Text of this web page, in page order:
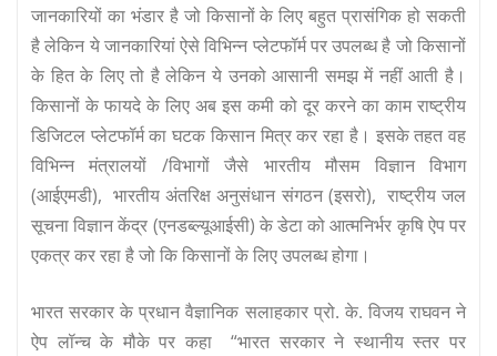
जानकारियों का भंडार है जो किसानों के लिए बहुत प्रासंगिक हो सकती
है लेकिन ये जानकारियां ऐसे विभिन्न प्लेटफॉर्म पर उपलब्ध है जो किसानों
के हित के लिए तो है लेकिन ये उनको आसानी समझ में नहीं आती है।
किसानों के फायदे के लिए अब इस कमी को दूर करने का काम राष्ट्रीय
डिजिटल प्लेटफॉर्म का घटक किसान मित्र कर रहा है। इसके तहत वह
विभिन्न मंत्रालयों /विभागों जैसे भारतीय मौसम विज्ञान विभाग
(आईएमडी), भारतीय अंतरिक्ष अनुसंधान संगठन (इसरो), राष्ट्रीय जल
सूचना विज्ञान केंद्र (एनडब्ल्यूआईसी) के डेटा को आत्मनिर्भर कृषि ऐप पर
एकत्र कर रहा है जो कि किसानों के लिए उपलब्ध होगा।
भारत सरकार के प्रधान वैज्ञानिक सलाहकार प्रो. के. विजय राघवन ने
ऐप लॉन्च के मौके पर कहा “भारत सरकार ने स्थानीय स्तर पर